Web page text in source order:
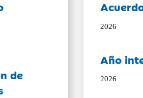
de
2026
Año
2026